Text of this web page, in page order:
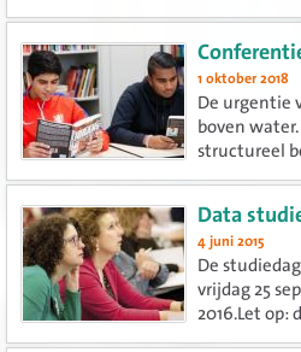
1 oktober 2018
De urgentie
boven
structureel
scholen?
Data
4 juni 2015
De
vrijdag 25
2016.Let op:
woensdag!